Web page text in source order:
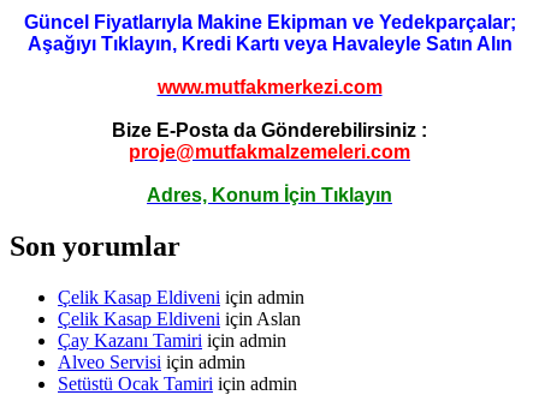
Güncel Fiyatlarıyla Makine Ekipman ve Yedekparçalar;
Aşağıyı Tıklayın, Kredi Kartı veya Havaleyle Satın Alın
www.mutfakmerkezi.com
Bize E-Posta da Gönderebilirsiniz :
proje@mutfakmalzemeleri.com
Adres, Konum İçin Tıklayın
Son yorumlar
Çelik Kasap Eldiveni için admin
Çelik Kasap Eldiveni için Aslan
Çay Kazanı Tamiri için admin
Alveo Servisi için admin
Setüstü Ocak Tamiri için admin